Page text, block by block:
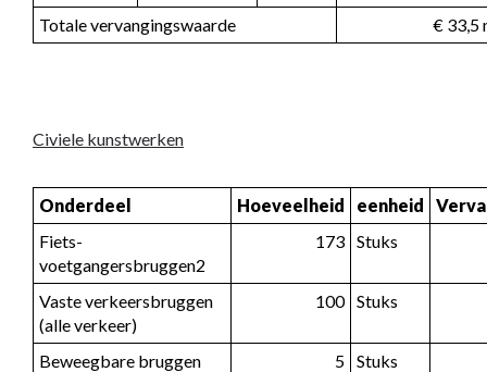
Totale vervangingswaarde
€ 33,5
Civiele kunstwerken
Onderdeel Hoeveelheid eenheid
Fiets-
voetgangersbruggen2
173 Stuks
Vaste verkeersbruggen
(alle verkeer)
100 Stuks
Beweegbare bruggen
5 Stuks